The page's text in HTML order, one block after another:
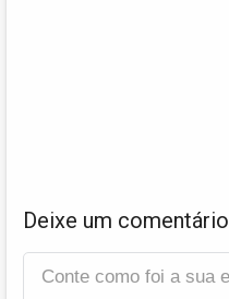
Deixe um comentário